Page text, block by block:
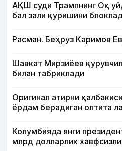
АҚШ суди Трампнинг Оқ
бал зали қуришини
Расман. Беҳруз Каримов
Шавкат Мирзиёев
билан табриклади
Оригинал атирни
ёрдам берадиган олтита
Колумбияда янги
млрд долларлик